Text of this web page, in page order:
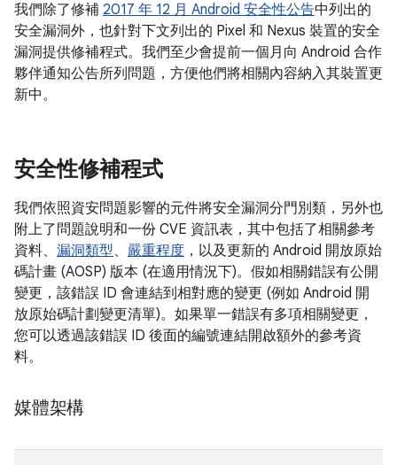
我們除了修補 2017 年 12 月 Android 安全性公告中列出的
安全漏洞外，也針對下文列出的 Pixel 和 Nexus 裝置的安全
漏洞提供修補程式。我們至少會提前一個月向 Android 合作
夥伴通知公告所列問題，方便他們將相關內容納入其裝置更
新中。
安全性修補程式
我們依照資安問題影響的元件將安全漏洞分門別類，另外也
附上了問題說明和一份 CVE 資訊表，其中包括了相關參考
資料、 漏洞類型、 嚴重程度 ，以及更新的 Android 開放原始
碼計畫 (AOSP) 版本 (在適用情況下)。假如相關錯誤有公開
變更，該錯誤 ID 會連結到相對應的變更 (例如 Android 開
放原始碼計劃變更清單)。如果單一錯誤有多項相關變更，
您可以透過該錯誤 ID 後面的編號連結開啟額外的參考資
料。
媒體架構